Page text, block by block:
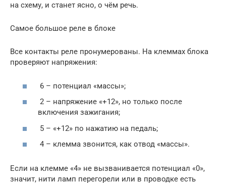
на схему, и станет ясно, о чём речь.
Самое большое реле в блоке
Все контакты реле пронумерованы. На клеммах блока
проверяют напряжения:
6 – потенциал «массы»;
2 – напряжение «+12», но только после
включения зажигания;
5 – «+12» по нажатию на педаль;
4 – клемма звонится, как отвод «массы».
Если на клемме «4» не вызванивается потенциал «0»,
значит, нити ламп перегорели или в проводке есть